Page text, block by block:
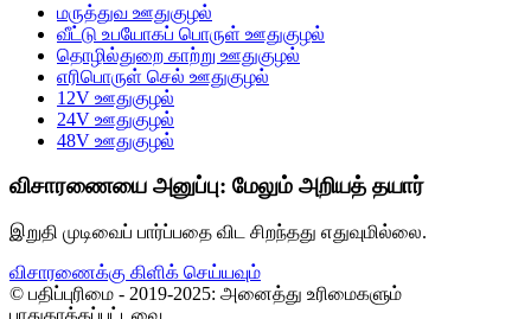
மருத்துவ ஊதுகுழல்
வீட்டு உபயோகப் பொருள் ஊதுகுழல்
தொழில்துறை காற்று ஊதுகுழல்
எரிபொருள் செல் ஊதுகுழல்
12V ஊதுகுழல்
24V ஊதுகுழல்
48V ஊதுகுழல்
விசாரணையை அனுப்பு: மேலும் அறியத் தயார்
இறுதி முடிவைப் பார்ப்பதை விட சிறந்தது எதுவுமில்லை.
விசாரணைக்கு கிளிக் செய்யவும்
© பதிப்புரிமை - 2019-2025: அனைத்து உரிமைகளும்